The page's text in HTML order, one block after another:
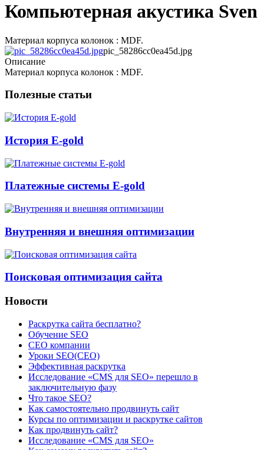
Компьютерная акустика Sven
Материал корпуса колонок : MDF.
pic_58286cc0ea45d.jpg
Описание
Материал корпуса колонок : MDF.
Полезные статьи
История E-gold
Платежные системы E-gold
Внутренняя и внешняя оптимизации
Поисковая оптимизация сайта
Новости
Раскрутка сайта бесплатно?
Обучение SEO
CEO компании
Уроки SEO(СЕО)
Эффективная раскрутка
Исследование «CMS для SEO» перешло в
заключительную фазу
Что такое SEO?
Как самостоятельно продвинуть сайт
Курсы по оптимизации и раскрутке сайтов
Как продвинуть сайт?
Исследование «CMS для SEO»